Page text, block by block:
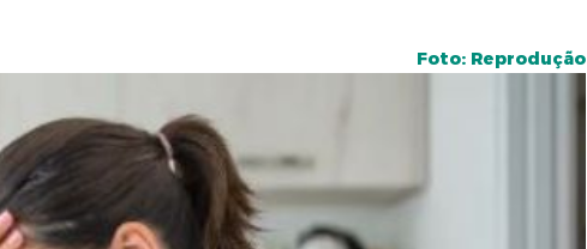
Foto: Reprodução